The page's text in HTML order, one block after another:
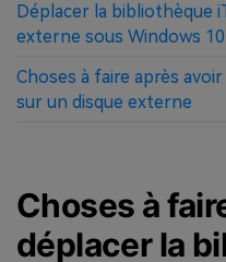
Déplacer la bibliothèque
externe sous Windows 10
Choses à faire après
sur un disque externe
Choses à
déplacer la